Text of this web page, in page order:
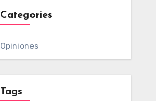
Categories
Opiniones
Tags